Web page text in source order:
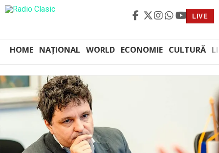
LIVE
HOME NAȚIONAL WORLD ECONOMIE CULTURĂ